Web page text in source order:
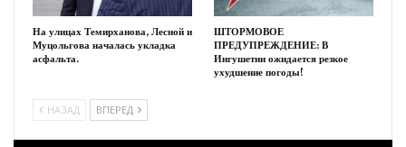
На улицах Темирханова, Лесной и
Муцольгова началась укладка
асфальта.
ШТОРМОВОЕ
ПРЕДУПРЕЖДЕНИЕ: В
Ингушетии ожидается резкое
ухудшение погоды!
НАЗАД ВПЕРЕД